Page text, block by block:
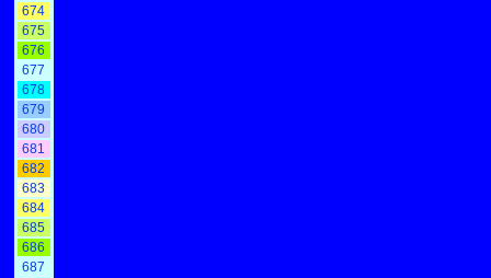
674
675
676
677
678
679
680
681
682
683
684
685
686
687